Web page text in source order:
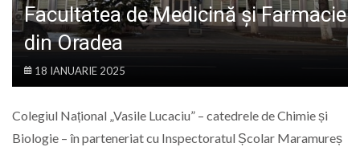
Facultatea de Medicină și Farmacie
din Oradea
18 IANUARIE 2025
Colegiul Național „Vasile Lucaciu” – catedrele de Chimie și
Biologie – în parteneriat cu Inspectoratul Școlar Maramureș